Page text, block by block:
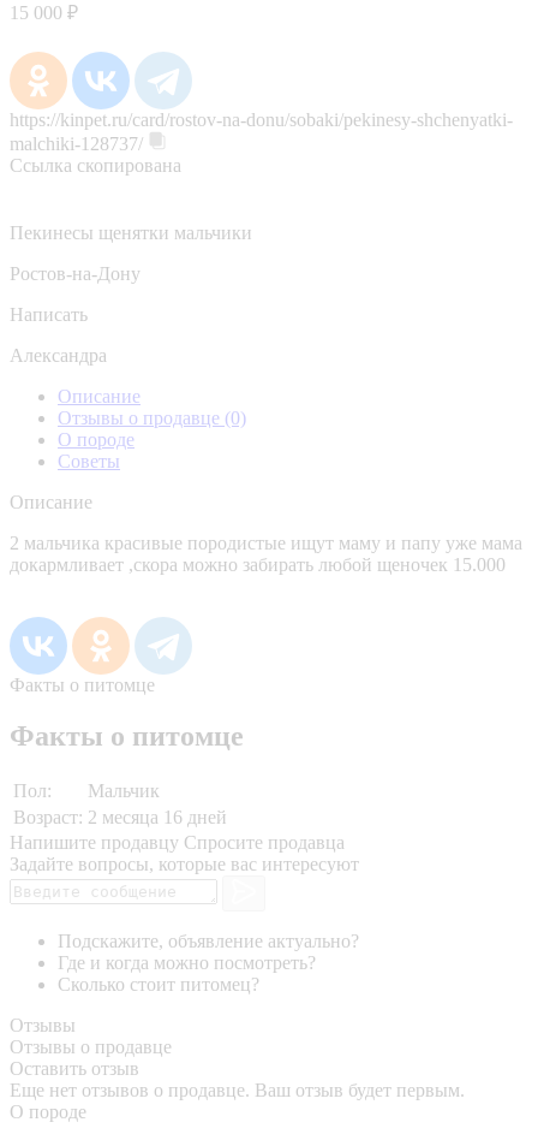
15 000 ₽
https://kinpet.ru/card/rostov-na-donu/sobaki/pekinesy-shchenyatki-
malchiki-128737/
Ссылка скопирована
Пекинесы щенятки мальчики
Ростов-на-Дону
Написать
Александра
Описание
Отзывы о продавце (0)
О породе
Советы
Описание
2 мальчика красивые породистые ищут маму и папу уже мама
докармливает ,скора можно забирать любой щеночек 15.000
Факты о питомце
Факты о питомце
Пол:
Мальчик
Возраст: 2 месяца 16 дней
Напишите продавцу Спросите продавца
Задайте вопросы, которые вас интересуют
Подскажите, объявление актуально?
Где и когда можно посмотреть?
Сколько стоит питомец?
Отзывы
Отзывы о продавце
Оставить отзыв
Еще нет отзывов о продавце. Ваш отзыв будет первым.
О породе